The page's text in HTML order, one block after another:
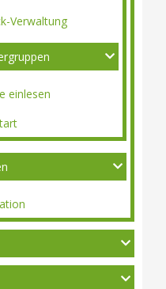
Verwaltung
einlesen